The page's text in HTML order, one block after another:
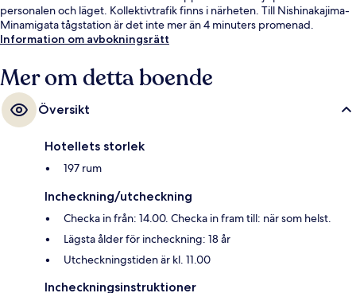
personalen och läget. Kollektivtrafik finns i närheten. Till Nishinakajima-
Minamigata tågstation är det inte mer än 4 minuters promenad.
Information om avbokningsrätt
Mer om detta boende
Översikt
Hotellets storlek
197 rum
Incheckning/utcheckning
Checka in från: 14.00. Checka in fram till: när som helst.
Lägsta ålder för incheckning: 18 år
Utcheckningstiden är kl. 11.00
Incheckningsinstruktioner